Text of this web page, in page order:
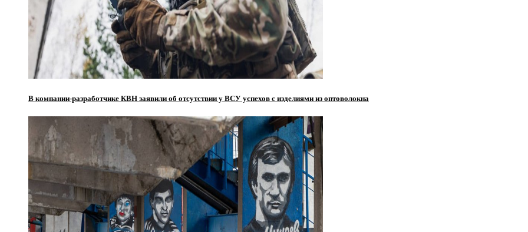
В компании-разработчике КВН заявили об отсутствии у ВСУ успехов с изделиями из оптоволокна